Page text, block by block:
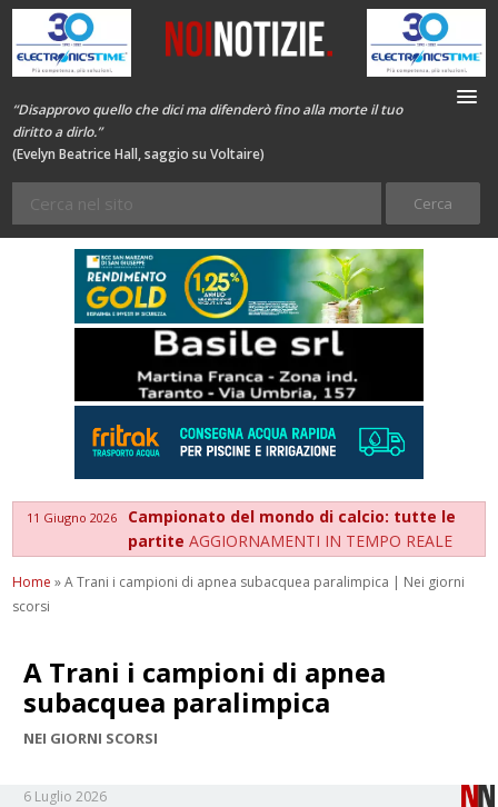
“Disapprovo quello che dici ma difenderò fino alla morte il tuo
diritto a dirlo.”
(Evelyn Beatrice Hall, saggio su Voltaire)
11 Giugno 2026
Campionato del mondo di calcio: tutte le
partiteAGGIORNAMENTI IN TEMPO REALE
Home »A Trani i campioni di apnea subacquea paralimpica | Nei giorni
scorsi
A Trani i campioni di apnea
subacquea paralimpica
NEI GIORNI SCORSI
6 Luglio 2026